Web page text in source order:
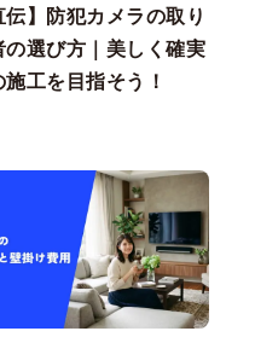
伝】防犯カメラの取り
の選び方｜美しく確実
工を目指そう！